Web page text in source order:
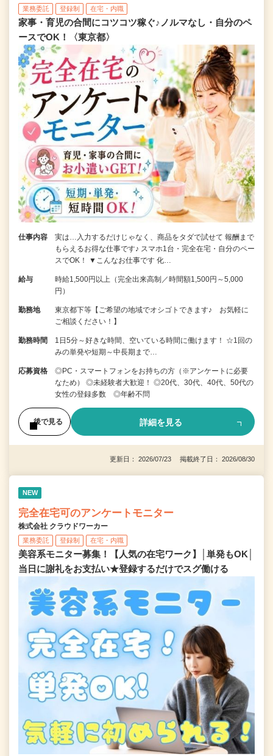
業務委託 登録制 在宅・内職
家事・育児の合間にコツコツ稼ぐ♪ノルマなし・自分のペ
ースでOK！〈東京都〉
仕事内容
実は…入力するだけじゃなく、商品をタダで試せて 報酬まで
もらえるお得な仕事です♪ スマホ1台・完全在宅・自分のペー
スでOK！ ▼こんなお仕事です 化…
給与
時給1,500円以上（完全出来高制／時間額1,500円～5,000
円）
勤務地
東京都下等【ご希望の地域でオシゴトできます♪ お気軽に
ご相談ください！】
勤務時間
1日5分～好きな時間、空いている時間に働けます！ ☆1回の
みの単発や短期～中長期まで…
応募資格
◎PC・スマートフォンをお持ちの方（※アンケートに必要
なため） ◎未経験者大歓迎！ ◎20代、30代、40代、50代の
女性の登録多数 ◎年齢不問
後で見る 詳細を見る
更新日： 2026/07/23 掲載終了日： 2026/08/30
NEW
完全在宅可のアンケートモニター
株式会社 クラウドワーカー
業務委託 登録制 在宅・内職
美容系モニター募集！【人気の在宅ワーク】│単発もOK│
当日に謝礼をお支払い★登録するだけでスグ働ける